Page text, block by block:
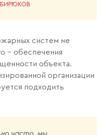
систем не
– обеспечения
объекта.
организации
подходить
часто, мы